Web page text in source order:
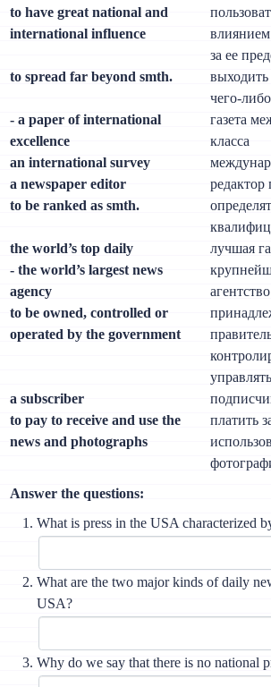
to have great national and
international influence
за ее
to spread far beyond smth.
выходить
чего-либо
- a paper of international
excellence
газета
класса
an international survey
a newspaper editor
редактор
to be ranked as smth.
the world’s top daily
лучшая
- the world’s largest news
agency
to be owned, controlled or
operated by the government
a subscriber
to pay to receive and use the
news and photographs
платить
Answer the questions:
What is press in the USA characterized
What are the two major kinds of daily
USA?
Why do we say that there is no national